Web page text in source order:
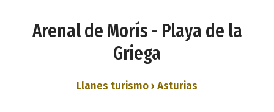
Arenal de Morís - Playa de la
Griega
Llanes turismo › Asturias